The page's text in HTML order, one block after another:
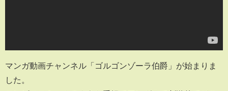
マンガ動画チャンネル「ゴルゴンゾーラ伯爵」が始まりま
した。